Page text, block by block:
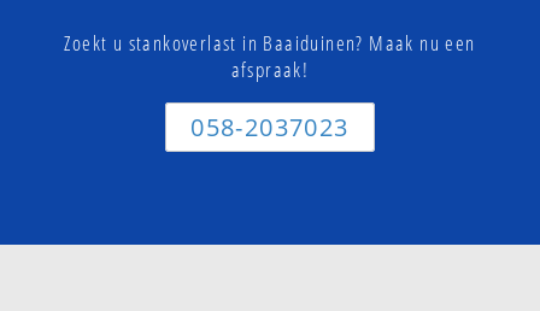
Zoekt u stankoverlast in Baaiduinen? Maak nu een
afspraak!
058-2037023